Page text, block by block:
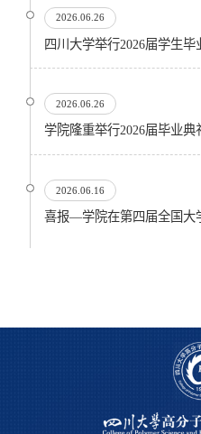
2026.06.26
四川大学举行2026届学生
2026.06.26
学院隆重举行2026届毕业典
2026.06.16